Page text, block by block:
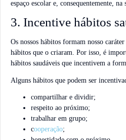
espaço escolar e, consequentemente, na
3. Incentive hábitos
Os nossos hábitos formam nosso
hábitos que o criaram. Por isso, é
hábitos saudáveis que incentivem a
Alguns hábitos que podem ser
compartilhar e dividir;
respeito ao próximo;
trabalhar em grupo;
cooperação;